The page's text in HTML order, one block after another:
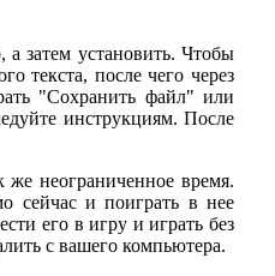
а затем установить. Чтобы
текста, после чего через
"Сохранить файл" или
инструкциям. После
неограниченное время.
сейчас и поиграть в нее
его в игру и играть без
с вашего компьютера.